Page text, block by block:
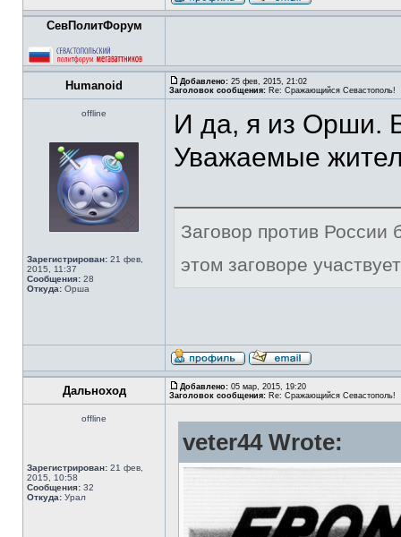
СевПолитФорум
Humanoid Добавлено: 25 фев, 2015, 21:02
Заголовок сообщения: Re: Сражающийся Севастополь!
offline
Зарегистрирован: 21 фев,
2015, 11:37
Сообщения: 28
Откуда: Орша
И да, я из Орши.
Уважаемые
Заговор против России
этом заговоре
Дальноход Добавлено: 05 мар, 2015, 19:20
Заголовок сообщения: Re: Сражающийся Севастополь!
offline
Зарегистрирован: 21 фев,
2015, 10:58
Сообщения: 32
Откуда: Урал
veter44 Wrote: